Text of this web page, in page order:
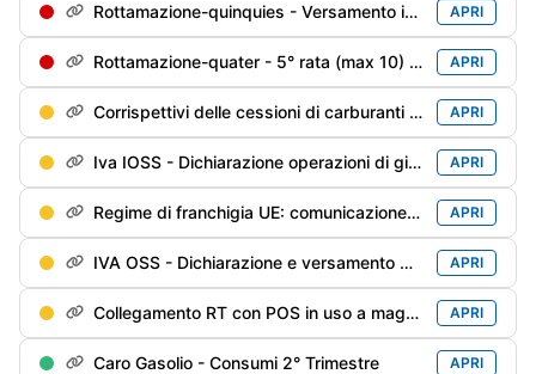
Rottamazione-quinquies - Versamento in soluzione unica o della 1° rata APRI
Rottamazione-quater - 5° rata (max 10) soggetti decaduti al 31/12/2024 e riammessi APRI
Corrispettivi delle cessioni di carburanti di giugno / 2° trimestre - Trasmissione alle Dogane APRI
Iva IOSS - Dichiarazione operazioni di giugno APRI
Regime di franchigia UE: comunicazione del 2° trimestre APRI
IVA OSS - Dichiarazione e versamento del 2° trimestre APRI
Collegamento RT con POS in uso a maggio APRI
Caro Gasolio - Consumi 2° Trimestre APRI